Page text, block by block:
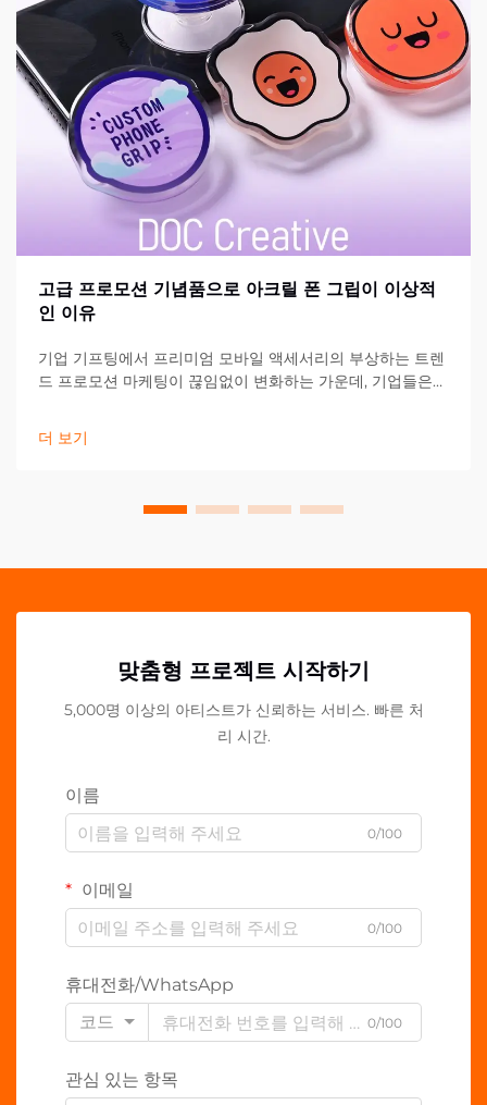
고급 프로모션 기념품으로 아크릴 폰 그립이 이상적
인 이유
기업 기프팅에서 프리미엄 모바일 액세서리의 부상하는 트렌
드 프로모션 마케팅이 끊임없이 변화하는 가운데, 기업들은
끊임없이 새로운 방법을 모색하고 있습니다. 아크릴 폰 그립
은...
더 보기
맞춤형 프로젝트 시작하기
5,000명 이상의 아티스트가 신뢰하는 서비스. 빠른 처
리 시간.
이름
0/100
이메일
0/100
휴대전화/WhatsApp
코드
0/100
관심 있는 항목